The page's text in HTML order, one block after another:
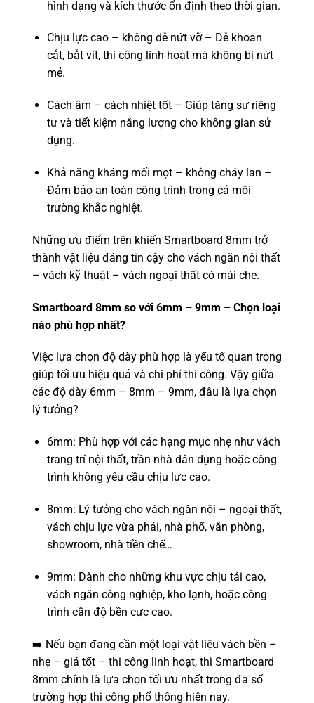
hình dạng và kích thước ổn định theo thời gian.
Chịu lực cao – không dễ nứt vỡ – Dễ khoan
cắt, bắt vít, thi công linh hoạt mà không bị nứt
mẻ.
Cách âm – cách nhiệt tốt – Giúp tăng sự riêng
tư và tiết kiệm năng lượng cho không gian sử
dụng.
Khả năng kháng mối mọt – không cháy lan –
Đảm bảo an toàn công trình trong cả môi
trường khắc nghiệt.
Những ưu điểm trên khiến Smartboard 8mm trở
thành vật liệu đáng tin cậy cho vách ngăn nội thất
– vách kỹ thuật – vách ngoại thất có mái che.
Smartboard 8mm so với 6mm – 9mm – Chọn loại
nào phù hợp nhất?
Việc lựa chọn độ dày phù hợp là yếu tố quan trọng
giúp tối ưu hiệu quả và chi phí thi công. Vậy giữa
các độ dày 6mm – 8mm – 9mm, đâu là lựa chọn
lý tưởng?
6mm: Phù hợp với các hạng mục nhẹ như vách
trang trí nội thất, trần nhà dân dụng hoặc công
trình không yêu cầu chịu lực cao.
8mm: Lý tưởng cho vách ngăn nội – ngoại thất,
vách chịu lực vừa phải, nhà phố, văn phòng,
showroom, nhà tiền chế…
9mm: Dành cho những khu vực chịu tải cao,
vách ngăn công nghiệp, kho lạnh, hoặc công
trình cần độ bền cực cao.
➡️ Nếu bạn đang cần một loại vật liệu vách bền –
nhẹ – giá tốt – thi công linh hoạt, thì Smartboard
8mm chính là lựa chọn tối ưu nhất trong đa số
trường hợp thi công phổ thông hiện nay.